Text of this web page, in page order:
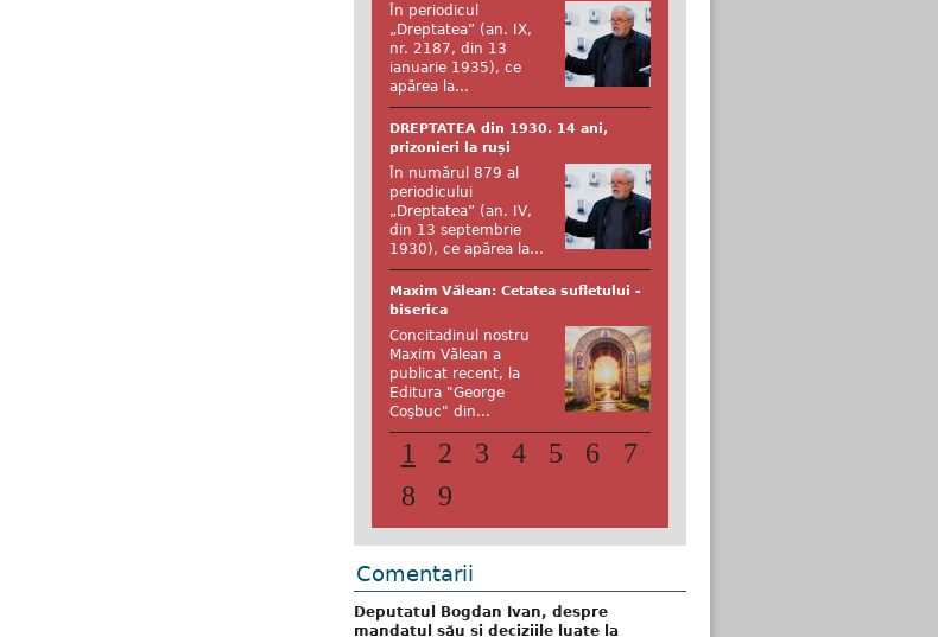
În periodicul
„Dreptatea” (an. IX,
nr. 2187, din 13
ianuarie 1935), ce
apărea la...
DREPTATEA din 1930. 14 ani,
prizonieri la ruși
În numărul 879 al
periodicului
„Dreptatea” (an. IV,
din 13 septembrie
1930), ce apărea la...
Maxim Vălean: Cetatea sufletului -
biserica
Concitadinul nostru
Maxim Vălean a
publicat recent, la
Editura "George
Coşbuc" din...
1 2 3 4 5 6
7
8
9
Comentarii
Deputatul Bogdan Ivan, despre
mandatul său și deciziile luate la